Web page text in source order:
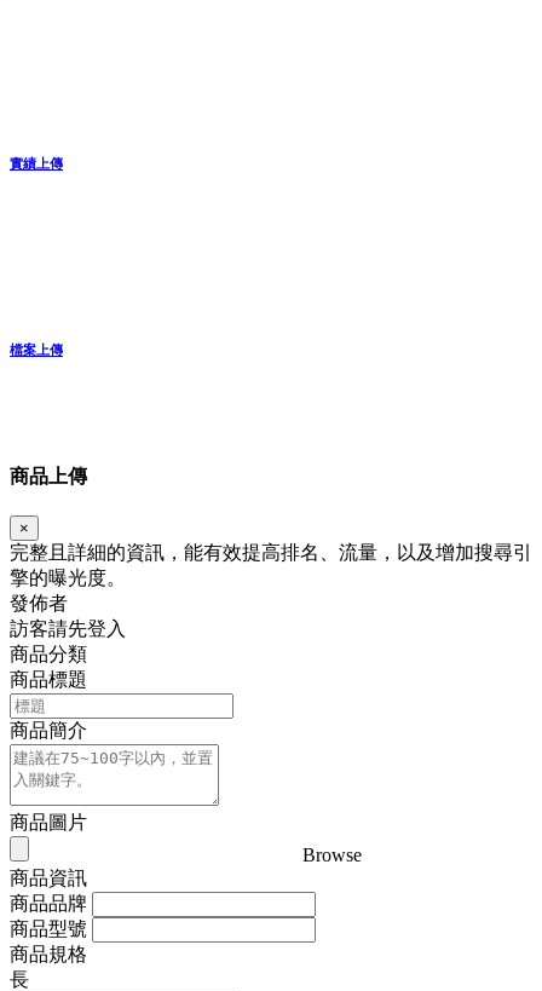
實績上傳
檔案上傳
商品上傳
×
完整且詳細的資訊，能有效提高排名、流量，以及增加搜尋引
擎的曝光度。
發佈者
訪客請先登入
商品分類
商品標題
商品簡介
商品圖片
Browse
商品資訊
商品品牌
商品型號
商品規格
長